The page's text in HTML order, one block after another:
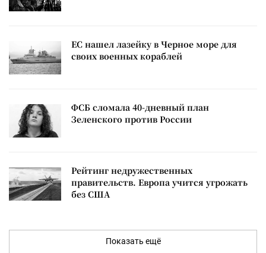
ЕС нашел лазейку в Черное море для
своих военных кораблей
ФСБ сломала 40-дневный план
Зеленского против России
Рейтинг недружественных
правительств. Европа учится угрожать
без США
Показать ещё